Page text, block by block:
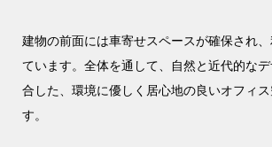
建物の前面には車寄せスペースが確保され
ています。全体を通して、自然と近代的な
合した、環境に優しく居心地の良いオフィ
す。